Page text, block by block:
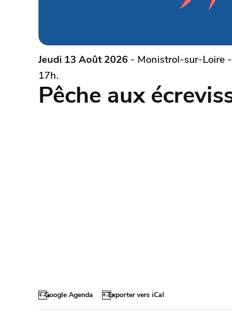
Jeudi 13 Août 2026 - Monistrol-sur-Loire
17h.
Pêche aux
+ Google Agenda + Exporter vers iCal